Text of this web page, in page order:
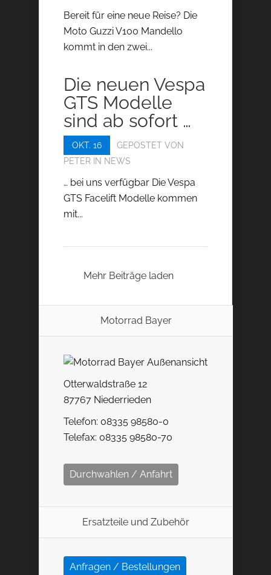
Bereit für eine neue Reise? Die
Moto Guzzi V100 Mandello
kommt in den zwei...
Die neuen Vespa
GTS Modelle
sind ab sofort …
OKT. 16
GEPOSTET VON
PETER IN NEWS
… bei uns verfügbar Die Vespa
GTS Facelift Modelle kommen
mit...
Mehr Beiträge laden
Motorrad Bayer
Otterwaldstraße 12
87767 Niederrieden
Telefon: 08335 98580-0
Telefax: 08335 98580-70
Durchwahlen / Anfahrt
Ersatzteile und Zubehör
Anfragen / Bestellungen